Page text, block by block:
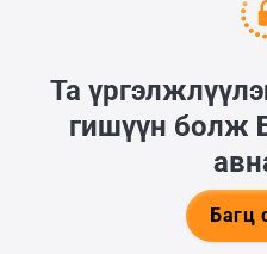
Та
гишүүн болж
Багц